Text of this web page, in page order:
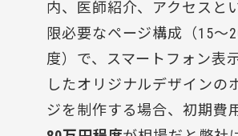
内、医師紹介、アクセスと
限必要なページ構成（15〜
度）で、スマートフォン表
したオリジナルデザインの
ジを制作する場合、初期費